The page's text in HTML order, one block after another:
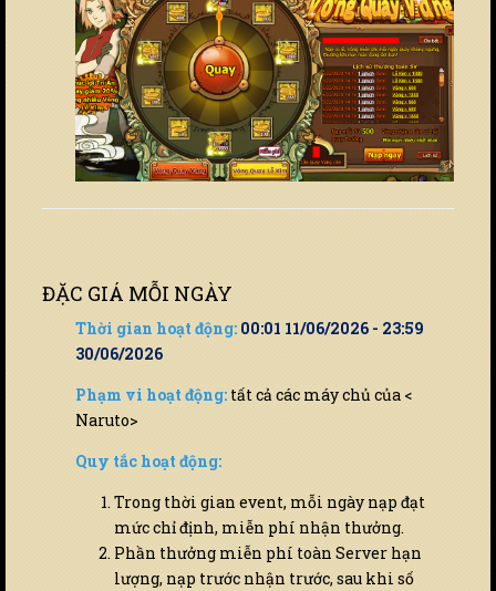
ĐẶC GIÁ MỖI NGÀY
Thời gian hoạt động: 00:01 11/06/2026 - 23:59
30/06/2026
Phạm vi hoạt động: tất cả các máy chủ của <
Naruto>
Quy tắc hoạt động:
Trong thời gian event, mỗi ngày nạp đạt
mức chỉ định, miễn phí nhận thưởng.
Phần thưởng miễn phí toàn Server hạn
lượng, nạp trước nhận trước, sau khi số